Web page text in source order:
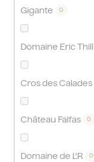
Gigante 0
Domaine Eric Thill
Cros des Calades
Château Falfas 0
Domaine de L'R 0